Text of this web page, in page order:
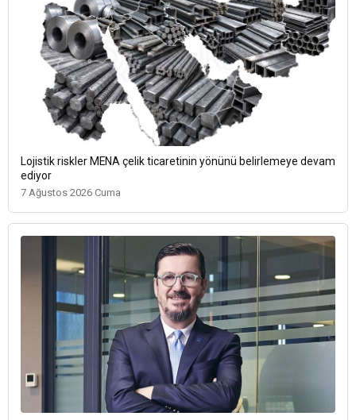
Lojistik riskler MENA çelik ticaretinin yönünü belirlemeye devam
ediyor
7 Ağustos 2026 Cuma